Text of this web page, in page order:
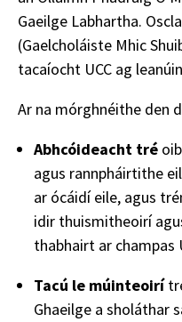
Gaeilge Labhartha.
(Gaelcholáiste Mhic
tacaíocht UCC ag
Ar na mórghnéithe den
Abhcóideacht tré
agus rannpháirtithe
ar ócáidí eile, agus
idir thuismitheoirí
thabhairt ar champas
Tacú le múinteoirí
Ghaeilge a sholáthar